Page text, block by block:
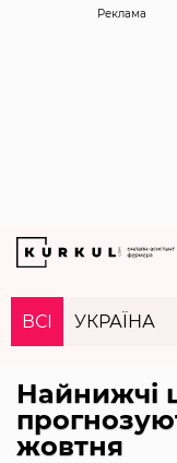
Реклама
ВСІ УКРАЇНА
Найнижчі
жовтня